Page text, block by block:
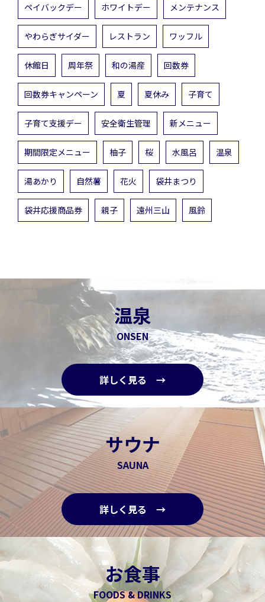
ペイバックデー ホワイトデー メンテナンス
やわらぎサイダー レストラン ワッフル
休館日 周年祭 和の湯産 回数券
回数券キャンペーン 夏 夏休み 子育て
子育て支援デー 安全衛生管理 新メニュー
期間限定メニュー 柚子 桜 水風呂 温泉
湯あかり 自然薯 花火 袋井まつり
袋井応援商品券 親子 遠州三山 風鈴
温泉
ONSEN
詳しく見る →
サウナ
SAUNA
詳しく見る →
お食事
FOODS & DRINKS